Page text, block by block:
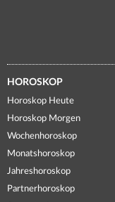
HOROSKOP
Horoskop Heute
Horoskop Morgen
Wochenhoroskop
Monatshoroskop
Jahreshoroskop
Partnerhoroskop